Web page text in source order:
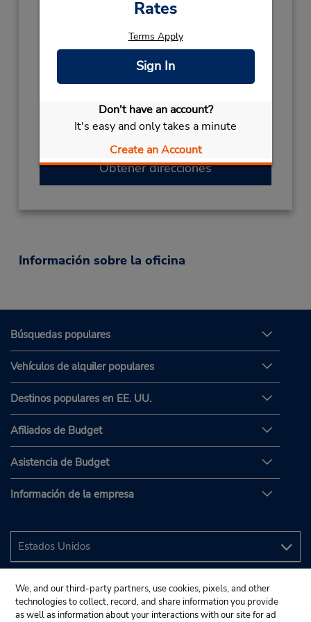
Rates
Terms Apply
Sign In
Don't have an account?
It's easy and only takes a minute
Create an Account
Horario de servicio:
Sun 8:00 AM - 4:00 PM; Mon - Fri 8:00 AM -
6:00 PM; Sat 8:00 AM - 4:00 PM
Holiday Hours:
CHRISTMASDecember 25 closed
Ubicación para depositar llaves
Obtener direcciones
Información sobre la oficina
Búsquedas populares
Vehículos de alquiler populares
Destinos populares en EE. UU.
Afiliados de Budget
Asistencia de Budget
Información de la empresa
We, and our third-party partners, use cookies, pixels, and other
technologies to collect, record, and share information you provide
as well as information about your interactions with our site for ad